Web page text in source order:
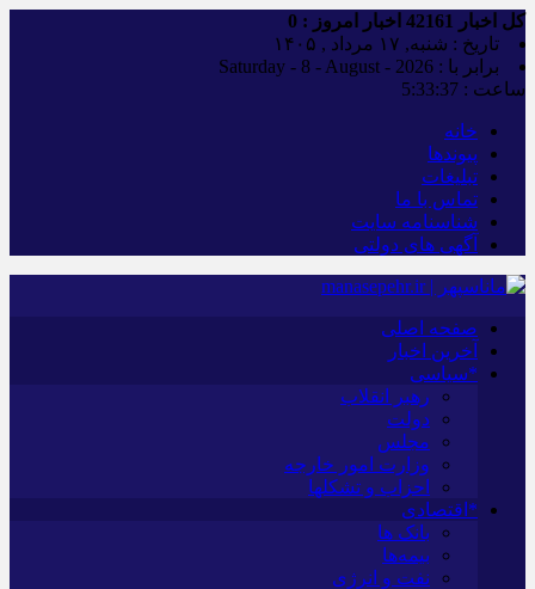
کل اخبار اخبار امروز : 0
تاریخ : شنبه, ۱۷ مرداد , ۱۴۰۵
برابر با : Saturday - 8 - August - 2026
ساعت : 5:33:38
خانه
پیوندها
تبلیغات
تماس با ما
شناسنامه سایت
آگهی های دولتی
صفحه اصلی
آخرین اخبار
*سیاسی
رهبر انقلاب
دولت
مجلس
وزارت امور خارجه
احزاب و تشکلها
*اقتصادی
بانک ها
بیمه‌ها
نفت و انرژی